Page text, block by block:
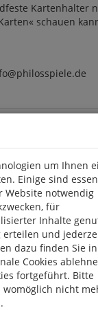
Kartenhalter
schauen
um Ihnen
Einige sind
Website notwendig
für
Inhalte
erteilen und
dazu finden Sie in
Cookies
fortgeführt. Bitte
womöglich nicht